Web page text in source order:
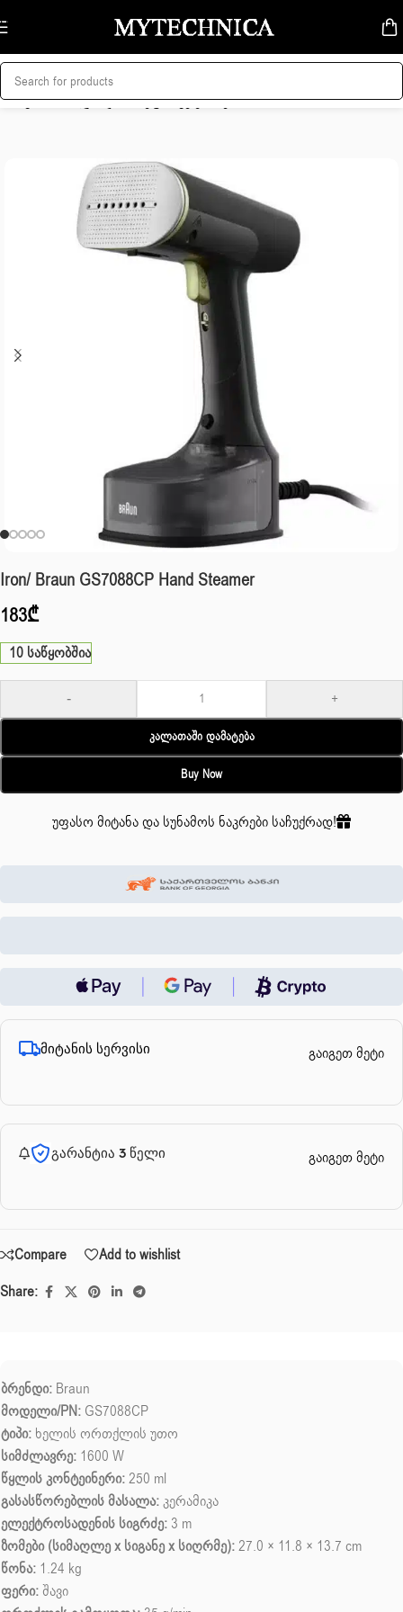
Skip to navigation
Skip to main content
მთავარი/სახლი და სისუფთავე/უთოები
Iron/ Braun GS7088CP Hand Steamer
183₾
10 საწყობშია
- +
Კალათაში Დამატება
Buy Now
უფასო მიტანა და სუნამოს ნაკრები საჩუქრად!
მიტანის სერვისი გაიგეთ მეტი
გარანტია 3 წელი გაიგეთ მეტი
Compare
Add to wishlist
Share:
ბრენდი: Braun
მოდელი/PN: GS7088CP
ტიპი: ხელის ორთქლის უთო
სიმძლავრე: 1600 W
წყლის კონტეინერი:250 ml
გასასწორებლის მასალა:კერამიკა
ელექტროსადენის სიგრძე: 3 m
ზომები (სიმაღლე x სიგანე x სიღრმე):27.0 × 11.8 × 13.7 cm
წონა: 1.24 kg
ფერი:შავი